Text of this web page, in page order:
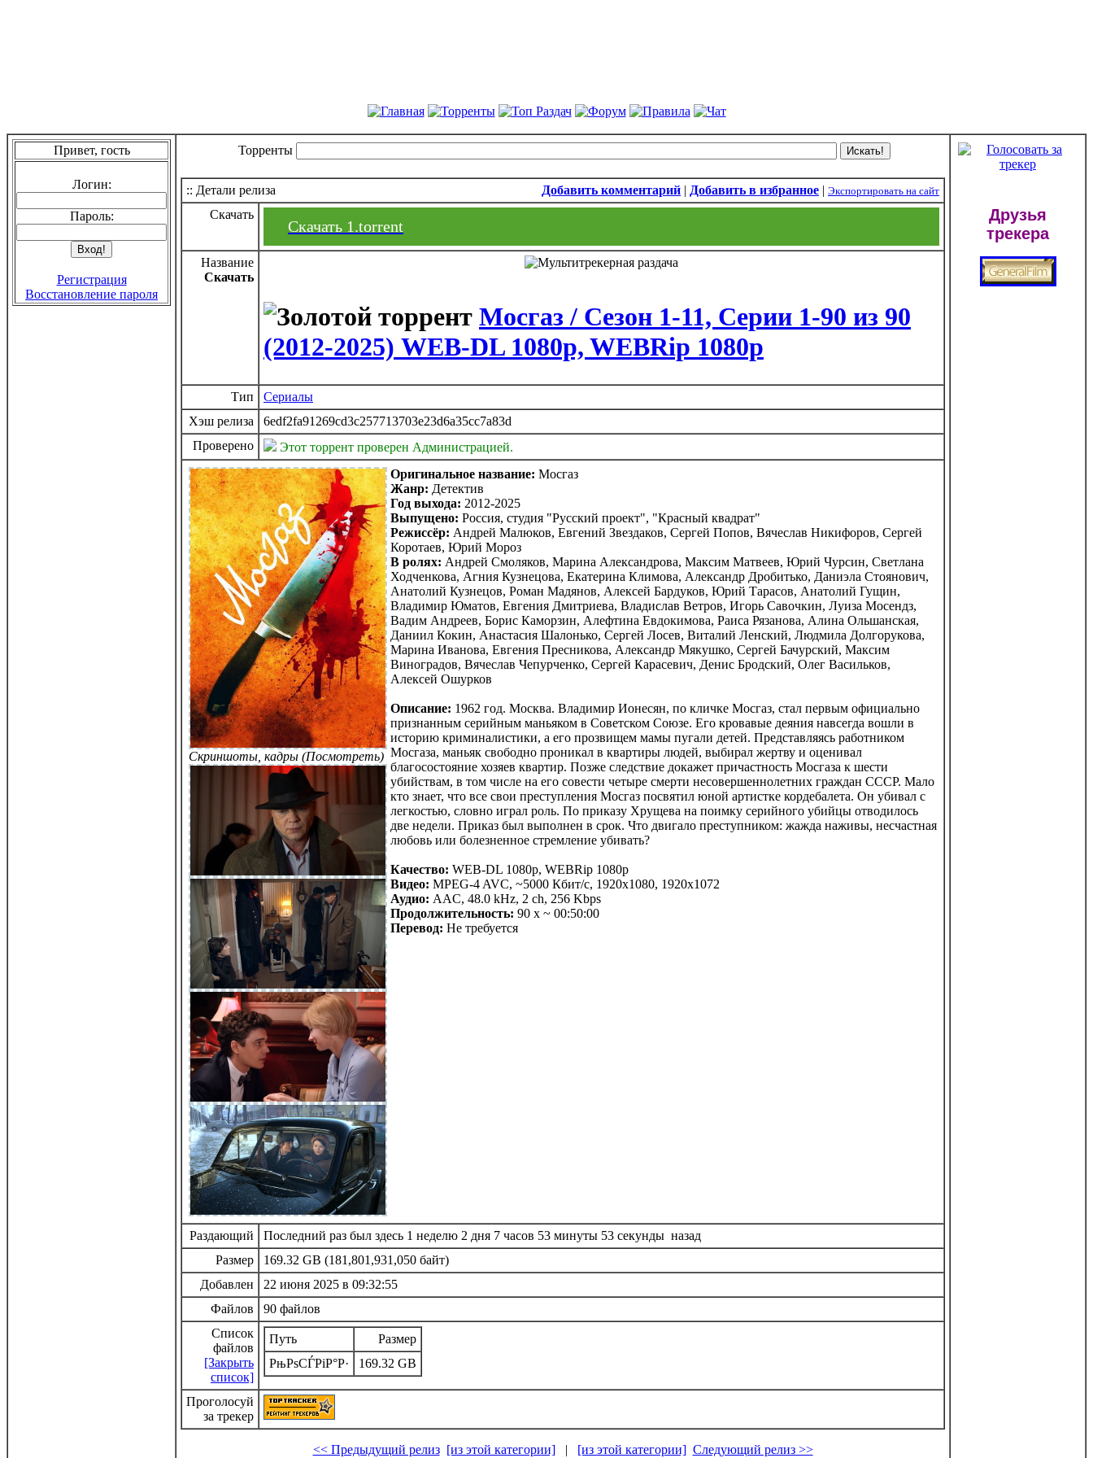
Привет, гость
Логин:
Пароль:
Регистрация
Восстановление пароля
Торренты
:: Детали релиза Добавить комментарий | Добавить в избранное | Экспортировать на сайт
Скачать
Скачать 1.torrent
Название
Скачать
Мосгаз / Сезон 1-11, Серии 1-90 из 90
(2012-2025) WEB-DL 1080p, WEBRip 1080p
Тип
Сериалы
Хэш релиза
6edf2fa91269cd3c257713703e23d6a35cc7a83d
Проверено
Этот торрент проверен Администрацией.
Скриншоты, кадры (Посмотреть)
Оригинальное название: Мосгаз
Жанр: Детектив
Год выхода: 2012-2025
Выпущено: Россия, студия "Русский проект", "Красный квадрат"
Режиссёр: Андрей Малюков, Евгений Звездаков, Сергей Попов, Вячеслав Никифоров, Сергей
Коротаев, Юрий Мороз
В ролях: Андрей Смоляков, Марина Александрова, Максим Матвеев, Юрий Чурсин, Светлана
Ходченкова, Агния Кузнецова, Екатерина Климова, Александр Дробитько, Даниэла Стоянович,
Анатолий Кузнецов, Роман Мадянов, Алексей Бардуков, Юрий Тарасов, Анатолий Гущин,
Владимир Юматов, Евгения Дмитриева, Владислав Ветров, Игорь Савочкин, Луиза Мосендз,
Вадим Андреев, Борис Каморзин, Алефтина Евдокимова, Раиса Рязанова, Алина Ольшанская,
Даниил Кокин, Анастасия Шалонько, Сергей Лосев, Виталий Ленский, Людмила Долгорукова,
Марина Иванова, Евгения Пресникова, Александр Мякушко, Сергей Бачурский, Максим
Виноградов, Вячеслав Чепурченко, Сергей Карасевич, Денис Бродский, Олег Васильков,
Алексей Ошурков
Описание: 1962 год. Москва. Владимир Ионесян, по кличке Мосгаз, стал первым официально
признанным серийным маньяком в Советском Союзе. Его кровавые деяния навсегда вошли в
историю криминалистики, а его прозвищем мамы пугали детей. Представляясь работником
Мосгаза, маньяк свободно проникал в квартиры людей, выбирал жертву и оценивал
благосостояние хозяев квартир. Позже следствие докажет причастность Мосгаза к шести
убийствам, в том числе на его совести четыре смерти несовершеннолетних граждан СССР. Мало
кто знает, что все свои преступления Мосгаз посвятил юной артистке кордебалета. Он убивал с
легкостью, словно играл роль. По приказу Хрущева на поимку серийного убийцы отводилось
две недели. Приказ был выполнен в срок. Что двигало преступником: жажда наживы, несчастная
любовь или болезненное стремление убивать?
Качество: WEB-DL 1080p, WEBRip 1080p
Видео: MPEG-4 AVC, ~5000 Кбит/с, 1920x1080, 1920x1072
Аудио: AAC, 48.0 kHz, 2 ch, 256 Kbps
Продолжительность: 90 x ~ 00:50:00
Перевод: Не требуется
Раздающий
Последний раз был здесь 1 неделю 2 дня 7 часов 53 минуты 53 секунды назад
Размер
169.32 GB (181,801,931,050 байт)
Добавлен
22 июня 2025 в 09:32:55
Файлов
90 файлов
Список
файлов
[Закрыть
список]
Путь
Размер
РњРѕСЃРіР°Р·
169.32 GB
Проголосуй
за трекер
<< Предыдущий релиз [из этой категории]| [из этой категории] Следующий релиз >>
Друзья
трекера